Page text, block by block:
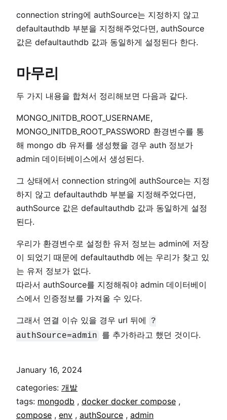
connection string에 authSource는 지정하지 않고
defaultauthdb 부분을 지정해주었다면, authSource
값은 defaultauthdb 값과 동일하게 설정된다 한다.
마무리
두 가지 내용을 합쳐서 정리해보면 다음과 같다.
MONGO_INITDB_ROOT_USERNAME,
MONGO_INITDB_ROOT_PASSWORD 환경변수를 통
해 mongo db 유저를 생성했을 경우 auth 정보가
admin 데이터베이스에서 생성된다.
그 상태에서 connection string에 authSource는 지정
하지 않고 defaultauthdb 부분을 지정해주었다면,
authSource 값은 defaultauthdb 값과 동일하게 설정
된다.
우리가 환경변수로 설정한 유저 정보는 admin에 저장
이 되었기 때문에 defaultauthdb 에는 우리가 찾고 있
는 유저 정보가 없다.
따라서 authSource를 지정해줘야 admin 데이터베이
스에서 인증정보를 가져올 수 있다.
그래서 연결 이슈 있을 경우 url 뒤에
?
authSource=admin
를 추가하라고 했던 것이다.
January 16, 2024
categories: 개발
tags: mongodb , docker docker compose ,
compose , env , authSource , admin